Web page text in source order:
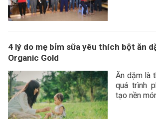
4 lý do mẹ bỉm sữa yêu thích bột ăn
Organic Gold
Ăn dặm là
quá trình
tạo nền